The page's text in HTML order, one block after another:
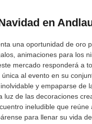
en
una oportunidad de oro
animaciones para los
mercado responderá a
al evento en su
y empaparse de
de las decoraciones
ineludible que
para llenar su vida